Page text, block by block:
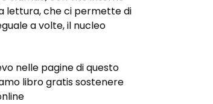
lettura, che ci permette di
a volte, il nucleo
nelle pagine di questo
libro gratis sostenere